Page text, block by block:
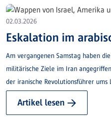
02.03.2026
Eskalation im
Am vergangenen Samstag haben
militärische Ziele im Iran
der iranische Revolutionsführer ums
Artikel lesen →